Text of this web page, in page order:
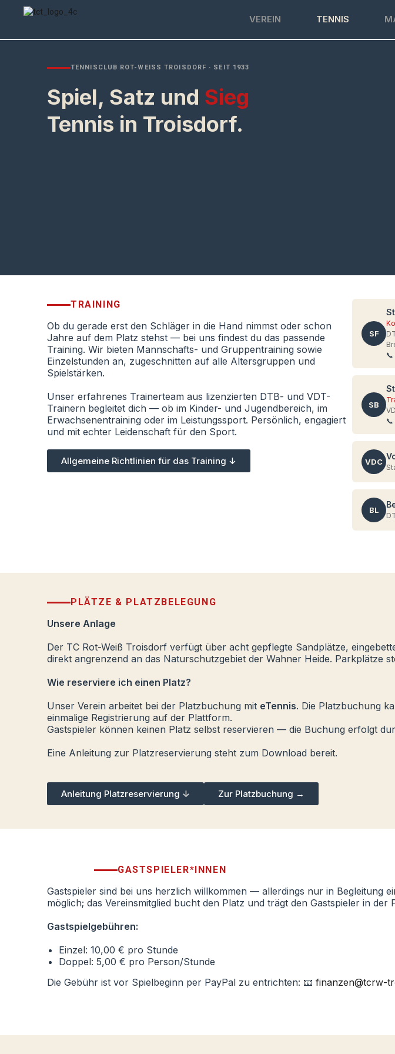
VEREIN TENNIS
TENNISCLUB ROT-WEISS TROISDORF · SEIT 1933
Spiel, Satz und Sieg
Tennis in Troisdorf.
TRAINING
Ob du gerade erst den Schläger in die Hand nimmst oder schon
Jahre auf dem Platz stehst — bei uns findest du das passende
Training. Wir bieten Mannschafts- und Gruppentraining sowie
Einzelstunden an, zugeschnitten auf alle Altersgruppen und
Spielstärken.
Unser erfahrenes Trainerteam aus lizenzierten DTB- und VDT-
Trainern begleitet dich — ob im Kinder- und Jugendbereich, im
Erwachsenentraining oder im Leistungssport. Persönlich, engagiert
und mit echter Leidenschaft für den Sport.
Allgemeine Richtlinien für das Training ↓
SF
SB
VDC
BL
PLÄTZE & PLATZBELEGUNG
Unsere Anlage
Der TC Rot-Weiß Troisdorf verfügt über acht gepflegte Sandplätze,
direkt angrenzend an das Naturschutzgebiet der Wahner Heide. Parkplätze
Wie reserviere ich einen Platz?
Unser Verein arbeitet bei der Platzbuchung mit eTennis. Die Platzbuchung
einmalige Registrierung auf der Plattform.
Gastspieler können keinen Platz selbst reservieren — die Buchung erfolgt
Eine Anleitung zur Platzreservierung steht zum Download bereit.
Anleitung Platzreservierung ↓ Zur Platzbuchung →
GASTSPIELER*INNEN
Gastspieler sind bei uns herzlich willkommen — allerdings nur in Begleitung
möglich; das Vereinsmitglied bucht den Platz und trägt den Gastspieler in der
Gastspielgebühren:
Einzel: 10,00 € pro Stunde
Doppel: 5,00 € pro Person/Stunde
Die Gebühr ist vor Spielbeginn per PayPal zu entrichten: 📧 finanzen@tcrw-